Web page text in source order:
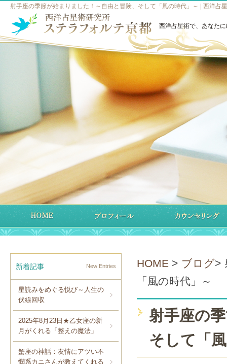
射手座の季節が始まりました！～自由と冒険、そして「風の時代」～ | 西洋占
西洋占星術で、あなた
新着記事 New Entries
星読みをめぐる悦び～人生の
伏線回収
2025年8月23日★乙女座の新
月がくれる「整えの魔法」
蟹座の神話：友情にアツい不
憫系カニさんが教えてくれる
HOME > ブログ>
「風の時代」～
射手座の
そして「